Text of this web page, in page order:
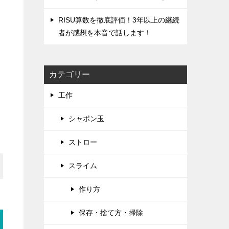
RISU算数を徹底評価！‌3年以上の継続
者が感想を本音で話します！
カテゴリー
工作
シャボン玉
ストロー
スライム
作り方
保存・捨て方・掃除